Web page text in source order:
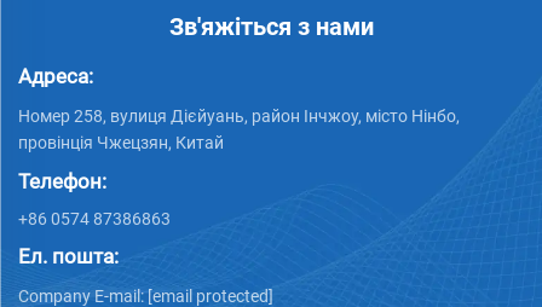
Зв'яжіться з нами
Адреса:
Номер 258, вулиця Дієйуань, район Інчжоу, місто Нінбо,
провінція Чжецзян, Китай
Телефон:
+86 0574 87386863
Ел. пошта:
Company E-mail: [email protected]